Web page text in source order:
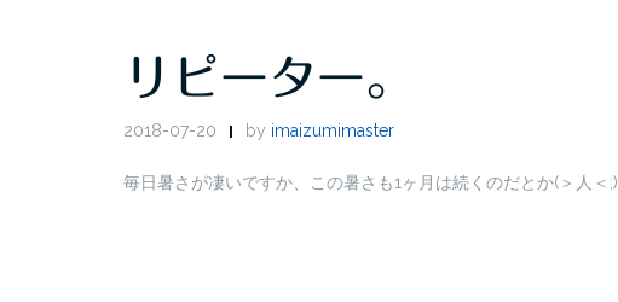
リピーター。
2018-07-20 by imaizumimaster
毎日暑さが凄いですか、この暑さも1ヶ月は続くのだとか(＞人＜;)